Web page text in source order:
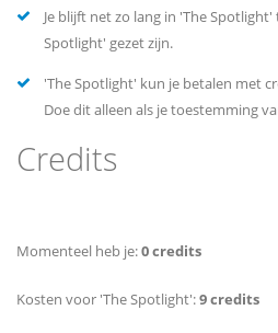
Je blijft net zo lang in 'The
Spotlight' gezet zijn.
'The Spotlight' kun je betalen met
Doe dit alleen als je toestemming
Credits
Momenteel heb je:0 credits
Kosten voor 'The Spotlight':9 credits